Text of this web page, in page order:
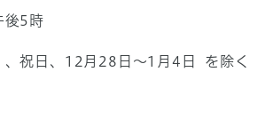
後5時
祝日、12月28日～1月4日 を除く